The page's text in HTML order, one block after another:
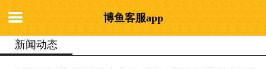
博鱼客服app
新闻动态